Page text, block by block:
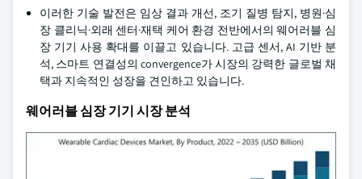
이러한 기술 발전은 임상 결과 개선, 조기 질병 탐지, 병원·심
장 클리닉·외래 센터·재택 케어 환경 전반에서의 웨어러블 심
장 기기 사용 확대를 이끌고 있습니다. 고급 센서, AI 기반 분
석, 스마트 연결성의 convergence가 시장의 강력한 글로벌 채
택과 지속적인 성장을 견인하고 있습니다.
웨어러블 심장 기기 시장 분석